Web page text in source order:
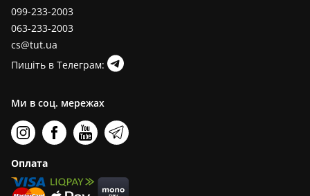
099-233-2003
063-233-2003
cs@tut.ua
Пишіть в Телеграм:
Ми в соц. мережах
Оплата